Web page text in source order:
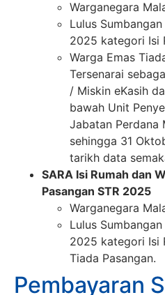
Warganegara
Lulus Sumbangan
2025 kategori Isi
Warga Emas
Tersenarai
/ Miskin eKasih
bawah Unit
Jabatan Perdana
sehingga 31
tarikh data
SARA Isi Rumah dan
Pasangan STR 2025
Warganegara
Lulus Sumbangan
2025 kategori Isi
Tiada Pasangan.
Pembayaran